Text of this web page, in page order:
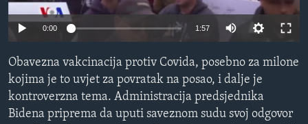
MAGAZIN
O GLASU AMERIKE
Learning English
PRATITE NAS
0:00 1:57
Obavezna vakcinacija protiv Covida, posebno za milone
kojima je to uvjet za povratak na posao, i dalje je
kontroverzna tema. Administracija predsjednika
Bidena priprema da uputi saveznom sudu svoj odgovor